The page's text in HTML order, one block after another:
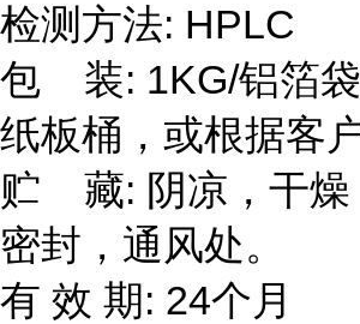
检测方法: HPLC
包 装: 1KG/铝箔
纸板桶，或根据客
贮 藏: 阴凉，干燥
密封，通风处。
有 效 期: 24个月